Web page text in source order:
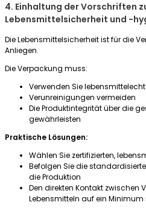
4. Einhaltung der Vorschriften
Lebensmittelsicherheit und -
Die Lebensmittelsicherheit ist für die
Anliegen.
Die Verpackung muss:
Verwenden Sie
Verunreinigungen vermeiden
Die Produktintegrität über die
gewährleisten
Praktische Lösungen:
Wählen Sie zertifizierten,
Befolgen Sie die
die Produktion
Den direkten Kontakt zwischen
Lebensmitteln auf ein Minimum